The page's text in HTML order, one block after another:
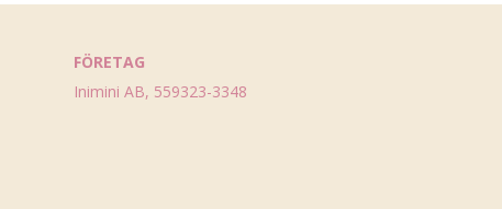
FÖRETAG
Inimini AB, 559323-3348